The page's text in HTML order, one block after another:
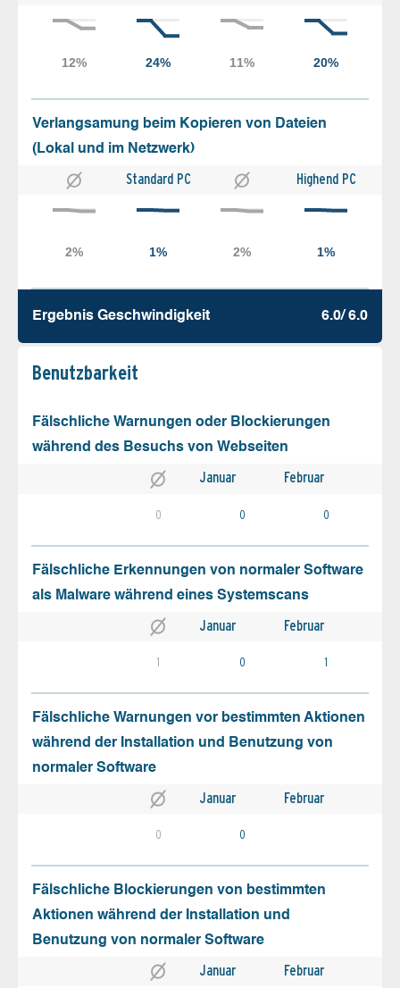
Verlangsamung beim Kopieren von Dateien
(Lokal und im Netzwerk)
Standard PC Highend PC
Ergebnis Geschw­indigkeit 6.0/ 6.0
Benutz­barkeit
Fälschliche Warnungen oder Blockierungen
während des Besuchs von Webseiten
Januar Februar
0 0 0
Fälschliche Erkennungen von normaler Software
als Malware während eines Systemscans
Januar Februar
1 0 1
Fälschliche Warnungen vor bestimmten Aktionen
während der Installation und Benutzung von
normaler Software
Januar Februar
0 0
Fälschliche Blockierungen von bestimmten
Aktionen während der Installation und
Benutzung von normaler Software
Januar Februar